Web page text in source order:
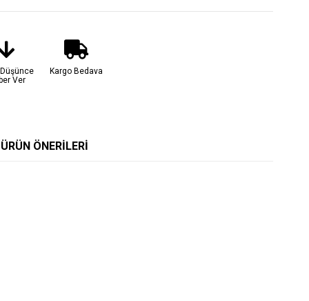
Ver
Kargo Bedava
ÜRÜN ÖNERILERI